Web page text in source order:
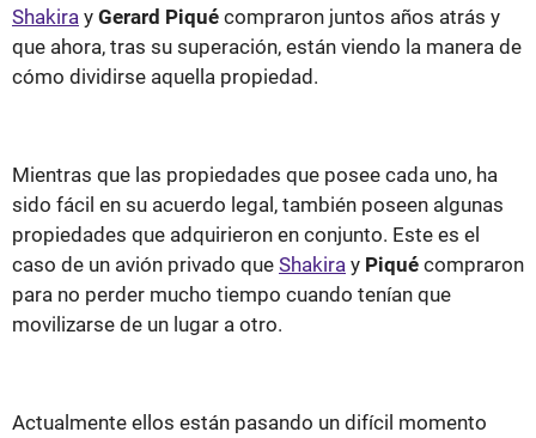
Shakira y Gerard Piqué compraron juntos años atrás y
que ahora, tras su superación, están viendo la manera de
cómo dividirse aquella propiedad.
Mientras que las propiedades que posee cada uno, ha
sido fácil en su acuerdo legal, también poseen algunas
propiedades que adquirieron en conjunto. Este es el
caso de un avión privado que Shakira y Piqué compraron
para no perder mucho tiempo cuando tenían que
movilizarse de un lugar a otro.
Actualmente ellos están pasando un difícil momento